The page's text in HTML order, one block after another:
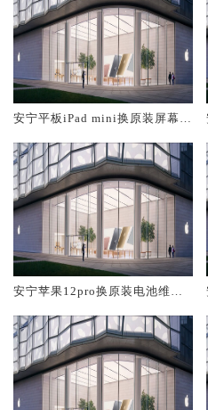
安宁平板iPad mini换原装屏幕服
安宁苹果12pro换原装电池维修